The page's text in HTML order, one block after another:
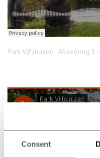
Consent
Park Vijfsluizen · Aflevering 3 –